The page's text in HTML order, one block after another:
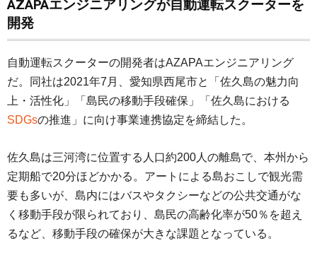
AZAPAエンジニアリングが自動運転スクーターを
開発
自動運転スクーターの開発者はAZAPAエンジニアリング
だ。同社は2021年7月、愛知県西尾市と「佐久島の魅力向
上・活性化」「島民の移動手段確保」「佐久島における
SDGsの推進」に向け事業連携協定を締結した。
佐久島は三河湾に位置する人口約200人の離島で、本州から
定期船で20分ほどかかる。アートによる島おこしで観光需
要も多いが、島内にはバスやタクシーなどの公共交通がな
く移動手段が限られており、島民の高齢化率が50％を超え
るなど、移動手段の確保が大きな課題となっている。